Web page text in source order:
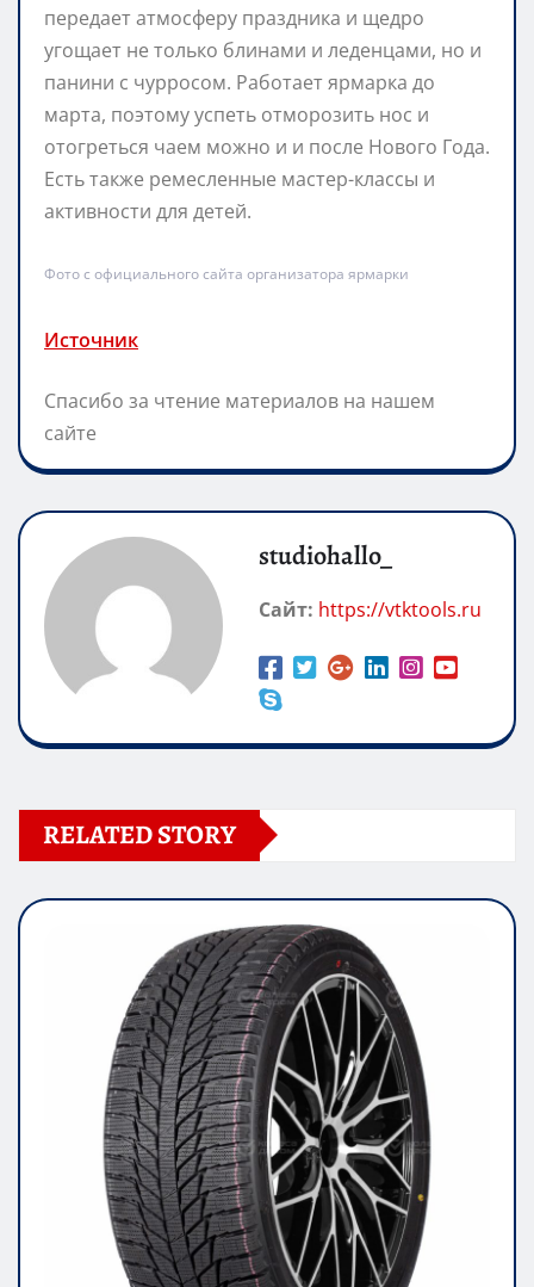
передает атмосферу праздника и щедро
угощает не только блинами и леденцами, но и
панини с чурросом. Работает ярмарка до
марта, поэтому успеть отморозить нос и
отогреться чаем можно и и после Нового Года.
Есть также ремесленные мастер-классы и
активности для детей.
Фото с официального сайта организатора ярмарки
Источник
Спасибо за чтение материалов на нашем
сайте
studiohallo_
Сайт: https://vtktools.ru
RELATED STORY